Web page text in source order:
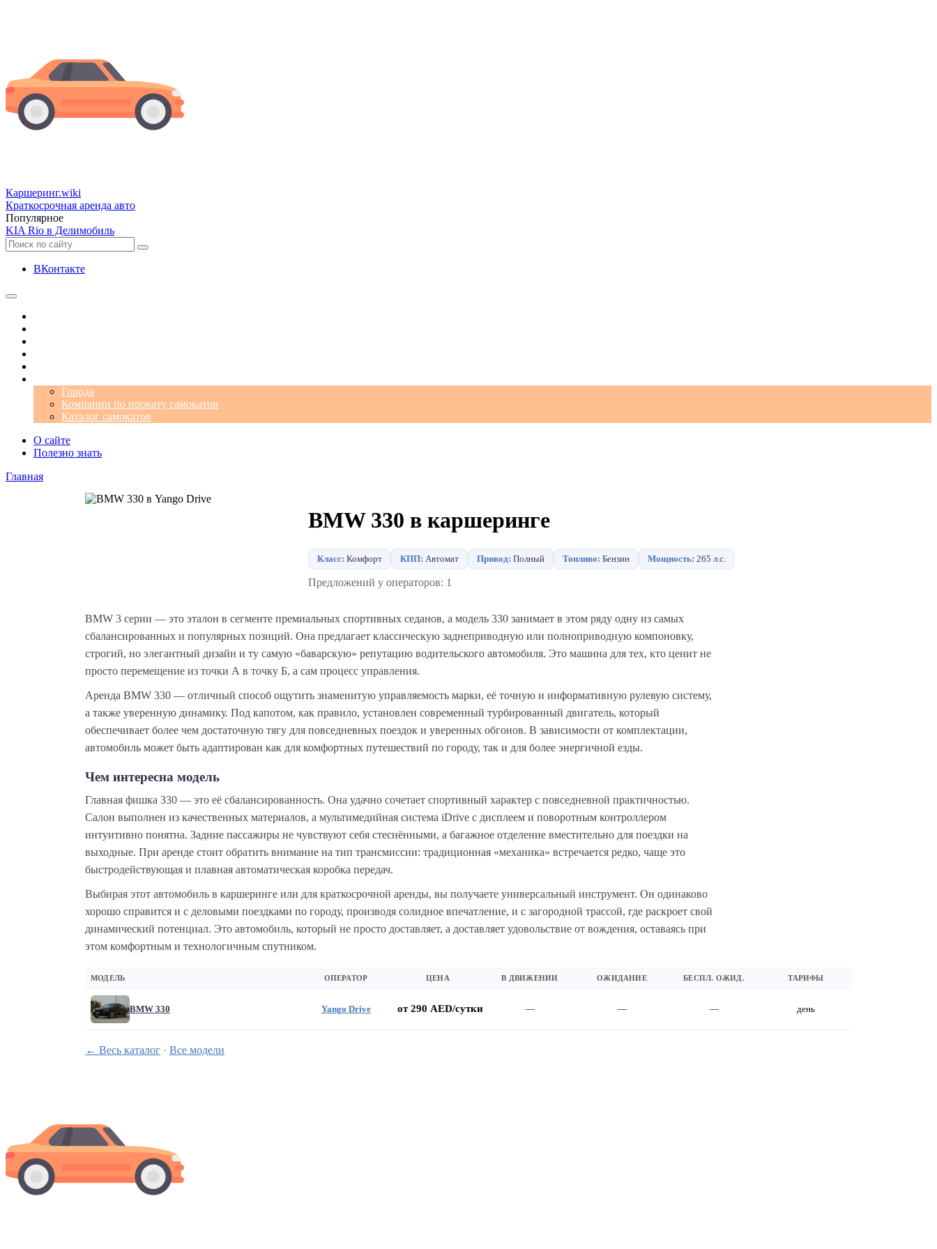
Каршеринг.wiki
Краткосрочная аренда авто
Популярное
KIA Rio в Делимобиль
ВКонтакте
Города
Компании по прокату самокатов
Каталог самокатов
О сайте
Полезно знать
Главная
BMW 330 в каршеринге
Класс: Комфорт КПП: Автомат Привод: Полный Топливо: Бензин Мощность: 265 л.с.
Предложений у операторов: 1
BMW 3 серии — это эталон в сегменте премиальных спортивных седанов, а модель 330 занимает в этом ряду одну из самых
сбалансированных и популярных позиций. Она предлагает классическую заднеприводную или полноприводную компоновку,
строгий, но элегантный дизайн и ту самую «баварскую» репутацию водительского автомобиля. Это машина для тех, кто ценит не
просто перемещение из точки А в точку Б, а сам процесс управления.
Аренда BMW 330 — отличный способ ощутить знаменитую управляемость марки, её точную и информативную рулевую систему,
а также уверенную динамику. Под капотом, как правило, установлен современный турбированный двигатель, который
обеспечивает более чем достаточную тягу для повседневных поездок и уверенных обгонов. В зависимости от комплектации,
автомобиль может быть адаптирован как для комфортных путешествий по городу, так и для более энергичной езды.
Чем интересна модель
Главная фишка 330 — это её сбалансированность. Она удачно сочетает спортивный характер с повседневной практичностью.
Салон выполнен из качественных материалов, а мультимедийная система iDrive с дисплеем и поворотным контроллером
интуитивно понятна. Задние пассажиры не чувствуют себя стеснёнными, а багажное отделение вместительно для поездки на
выходные. При аренде стоит обратить внимание на тип трансмиссии: традиционная «механика» встречается редко, чаще это
быстродействующая и плавная автоматическая коробка передач.
Выбирая этот автомобиль в каршеринге или для краткосрочной аренды, вы получаете универсальный инструмент. Он одинаково
хорошо справится и с деловыми поездками по городу, производя солидное впечатление, и с загородной трассой, где раскроет свой
динамический потенциал. Это автомобиль, который не просто доставляет, а доставляет удовольствие от вождения, оставаясь при
этом комфортным и технологичным спутником.
МОДЕЛЬ ОПЕРАТОР ЦЕНА В ДВИЖЕНИИ ОЖИДАНИЕ БЕСПЛ. ОЖИД. ТАРИФЫ
BMW 330 Yango Drive от 290 AED/сутки — — — день
← Весь каталог · Все модели